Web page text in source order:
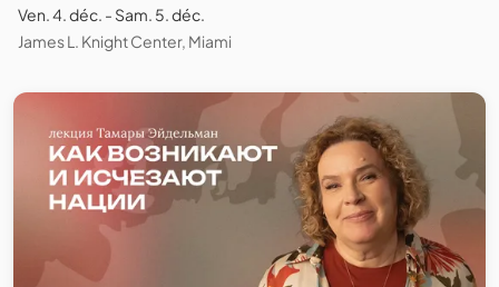
Ven. 4. déc. - Sam. 5. déc.
James L. Knight Center, Miami